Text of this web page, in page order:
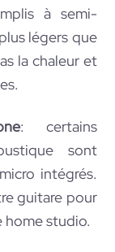
à semi-
légers que
la chaleur et
: certains
sont
intégrés.
guitare pour
home studio.